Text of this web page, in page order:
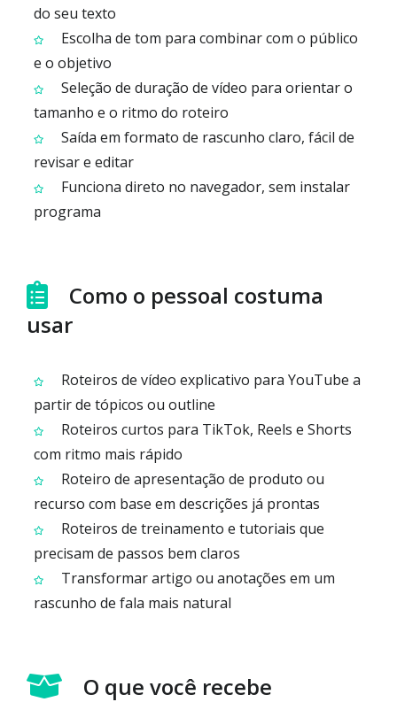
do seu texto
Escolha de tom para combinar com o público
e o objetivo
Seleção de duração de vídeo para orientar o
tamanho e o ritmo do roteiro
Saída em formato de rascunho claro, fácil de
revisar e editar
Funciona direto no navegador, sem instalar
programa
Como o pessoal costuma
usar
Roteiros de vídeo explicativo para YouTube a
partir de tópicos ou outline
Roteiros curtos para TikTok, Reels e Shorts
com ritmo mais rápido
Roteiro de apresentação de produto ou
recurso com base em descrições já prontas
Roteiros de treinamento e tutoriais que
precisam de passos bem claros
Transformar artigo ou anotações em um
rascunho de fala mais natural
O que você recebe